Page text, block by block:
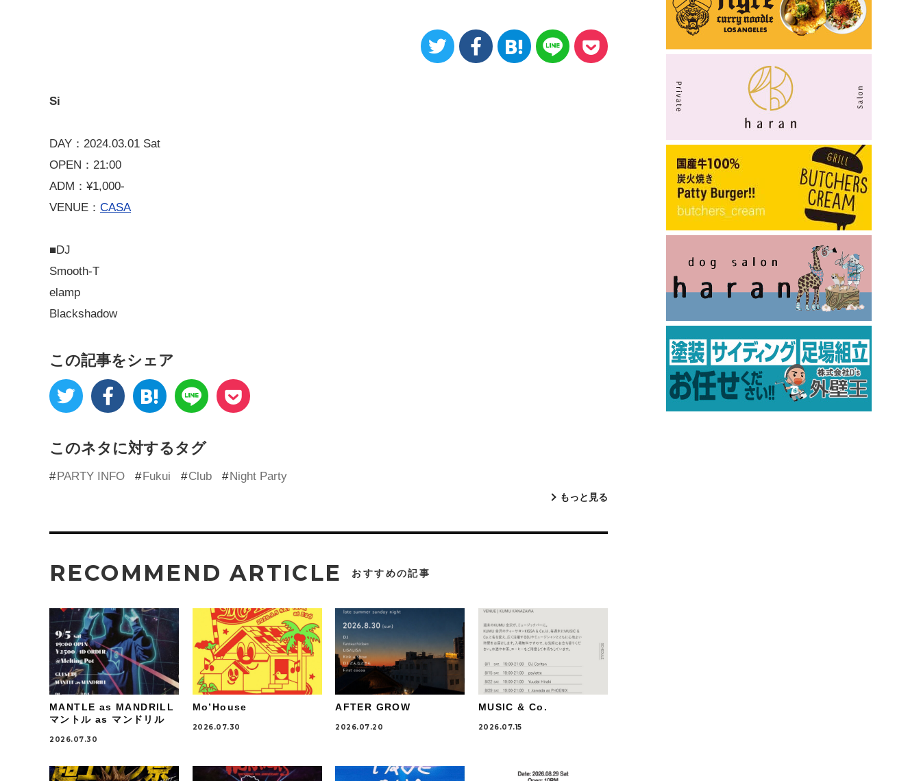
Si
DAY：2024.03.01 Sat
OPEN：21:00
ADM：¥1,000-
VENUE： CASA
■DJ
Smooth-T
elamp
Blackshadow
この記事をシェア
このネタに対するタグ
PARTY INFO Fukui Club Night Party
もっと見る
RECOMMEND ARTICLE おすすめの記事
MANTLE as MANDRILL
マントル as マンドリル
2026.07.30
Mo’House
2026.07.30
AFTER GROW
2026.07.20
MUSIC & Co.
2026.07.15